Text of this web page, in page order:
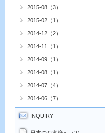
2015-08（3）
2015-02（1）
2014-12（2）
2014-11（1）
2014-09（1）
2014-08（1）
2014-07（4）
2014-06（7）
INQUIRY